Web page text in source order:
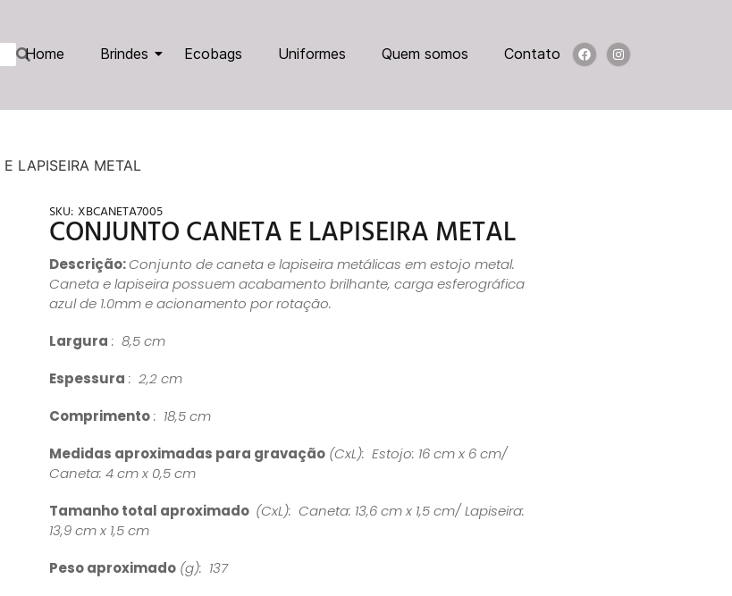
Home Brindes Ecobags Uniformes Quem somos Contato
LAPISEIRA METAL
SKU: XBCANETA7005
CONJUNTO CANETA E LAPISEIRA METAL
Descrição:Conjunto de caneta e lapiseira metálicas em estojo metal.
Caneta e lapiseira possuem acabamento brilhante, carga esferográfica
azul de 1.0mm e acionamento por rotação.
Largura : 8,5 cm
Espessura : 2,2 cm
Comprimento: 18,5 cm
Medidas aproximadas para gravação (CxL): Estojo: 16 cm x 6 cm/
Caneta: 4 cm x 0,5 cm
Tamanho total aproximado (CxL): Caneta: 13,6 cm x 1,5 cm/ Lapiseira:
13,9 cm x 1,5 cm
Peso aproximado (g): 137